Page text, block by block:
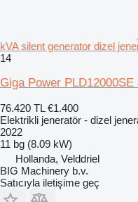
kVA silent generator dizel
14
Giga Power
76.420 TL €1.400
Elektrikli jeneratör - dizel
2022
11 bg (8.09 kW)
Hollanda, Velddriel
BIG Machinery b.v.
Satıcıyla iletişime geç